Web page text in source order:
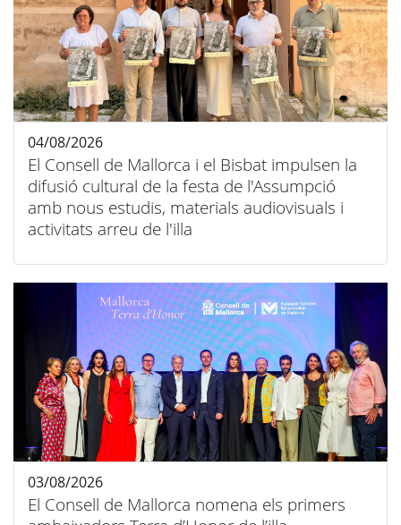
El Consell de Mallorca i el Bisbat impulsen la
difusió cultural de la festa de l'Assumpció
amb nous estudis, materials audiovisuals i
activitats arreu de l'illa
04/08/2026
El Consell de Mallorca nomena els primers
03/08/2026